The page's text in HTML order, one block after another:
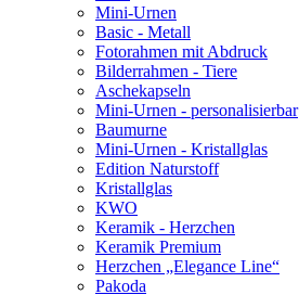
Mini-Urnen
Basic - Metall
Fotorahmen mit Abdruck
Bilderrahmen - Tiere
Aschekapseln
Mini-Urnen - personalisierbar
Baumurne
Mini-Urnen - Kristallglas
Edition Naturstoff
Kristallglas
KWO
Keramik - Herzchen
Keramik Premium
Herzchen „Elegance Line“
Pakoda